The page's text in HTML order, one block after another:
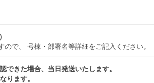
で、 号棟・部署名等詳細をご記入ください。
できた場合、当日発送いたします。
ります。